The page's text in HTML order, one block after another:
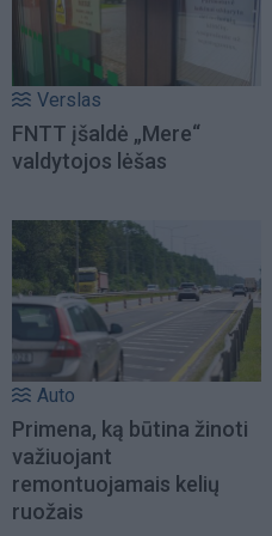
Verslas
FNTT įšaldė „Mere“
valdytojos lėšas
Auto
Primena, ką būtina žinoti
važiuojant
remontuojamais kelių
ruožais